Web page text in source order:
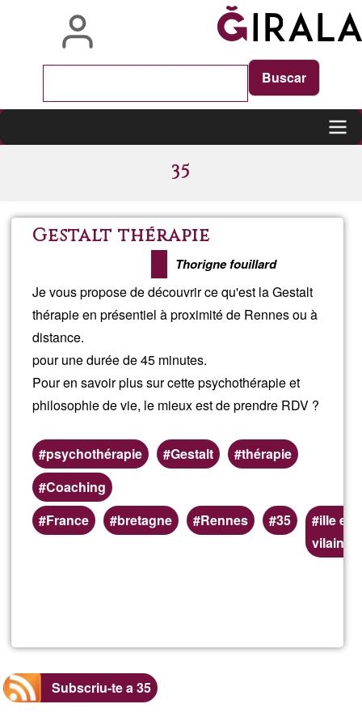
35
Gestalt thérapie
Thorigne fouillard
Je vous propose de découvrir ce qu'est la Gestalt
thérapie en présentiel à proximité de Rennes ou à
distance.
pour une durée de 45 minutes.
Pour en savoir plus sur cette psychothérapie et
philosophie de vie, le mieux est de prendre RDV ?
psychothérapie Gestalt
thérapie
Coaching
Zones
(geogràfiques)
France bretagne Rennes 35
ille et
vilaine
Subscriu-te a 35